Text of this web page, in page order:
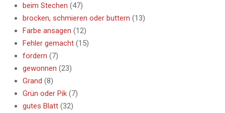
beim Stechen (47)
brocken, schmieren oder buttern (13)
Farbe ansagen (12)
Fehler gemacht (15)
fordern (7)
gewonnen (23)
Grand (8)
Grün oder Pik (7)
gutes Blatt (32)